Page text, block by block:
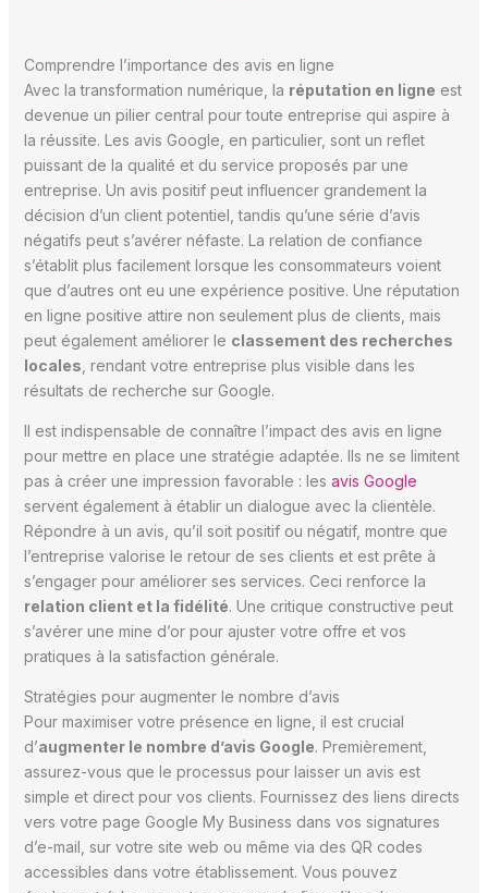
Comprendre l’importance des avis en ligne
Avec la transformation numérique, la réputation en ligne est
devenue un pilier central pour toute entreprise qui aspire à
la réussite. Les avis Google, en particulier, sont un reflet
puissant de la qualité et du service proposés par une
entreprise. Un avis positif peut influencer grandement la
décision d’un client potentiel, tandis qu’une série d’avis
négatifs peut s’avérer néfaste. La relation de confiance
s’établit plus facilement lorsque les consommateurs voient
que d’autres ont eu une expérience positive. Une réputation
en ligne positive attire non seulement plus de clients, mais
peut également améliorer le classement des recherches
locales , rendant votre entreprise plus visible dans les
résultats de recherche sur Google.
Il est indispensable de connaître l’impact des avis en ligne
pour mettre en place une stratégie adaptée. Ils ne se limitent
pas à créer une impression favorable : les avis Google
servent également à établir un dialogue avec la clientèle.
Répondre à un avis, qu’il soit positif ou négatif, montre que
l’entreprise valorise le retour de ses clients et est prête à
s’engager pour améliorer ses services. Ceci renforce la
relation client et la fidélité. Une critique constructive peut
s’avérer une mine d’or pour ajuster votre offre et vos
pratiques à la satisfaction générale.
Stratégies pour augmenter le nombre d’avis
Pour maximiser votre présence en ligne, il est crucial
d’augmenter le nombre d’avis Google. Premièrement,
assurez-vous que le processus pour laisser un avis est
simple et direct pour vos clients. Fournissez des liens directs
vers votre page Google My Business dans vos signatures
d’e-mail, sur votre site web ou même via des QR codes
accessibles dans votre établissement. Vous pouvez